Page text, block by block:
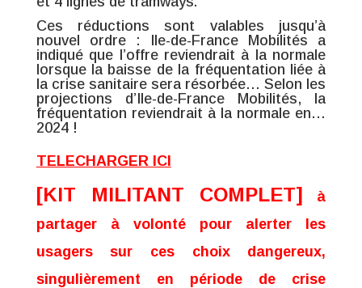
Ces réductions sont valables jusqu’à
nouvel ordre : Ile-de-France Mobilités a
indiqué que l’offre reviendrait à la normale
lorsque la baisse de la fréquentation liée à
la crise sanitaire sera résorbée… Selon les
projections d’Ile-de-France Mobilités, la
fréquentation reviendrait à la normale en…
2024 !
TELECHARGER ICI
[KIT MILITANT COMPLET]
à
partager à volonté pour alerter les
usagers sur ces choix dangereux,
singulièrement en période de crise